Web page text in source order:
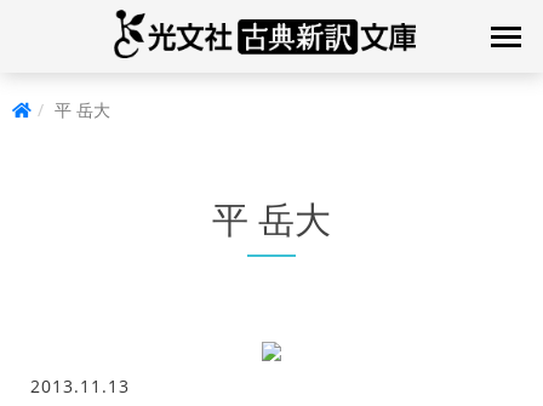
平 岳大
平 岳大
2013.11.13